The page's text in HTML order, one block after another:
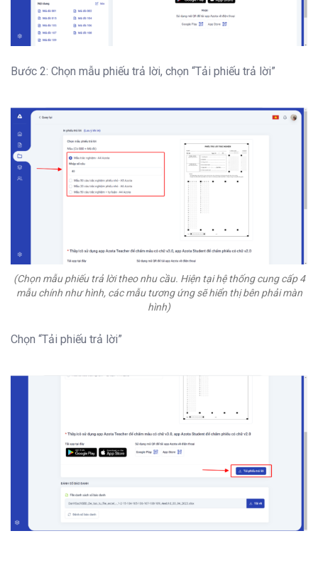
Bước 2: Chọn mẫu phiếu trả lời, chọn “Tải phiếu trả lời”
(Chọn mẫu phiếu trả lời theo nhu cầu. Hiện tại hệ thống cung cấp 4
mẫu chính như hình, các mẫu tương ứng sẽ hiển thị bên phải màn
hình)
Chọn “Tải phiếu trả lời”